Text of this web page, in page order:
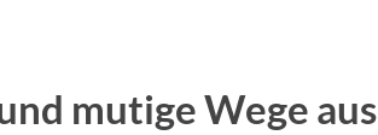
mutige Wege aus